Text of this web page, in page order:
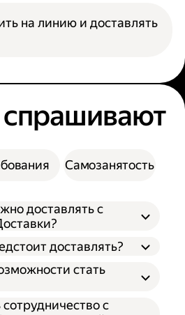
на линию и доставлять
спрашивают
Самозанятость
доставлять с
доставлять?
стать
с